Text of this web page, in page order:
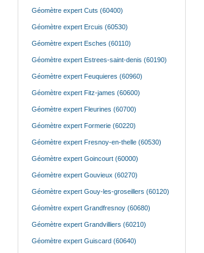
Géomètre expert Cuts (60400)
Géomètre expert Ercuis (60530)
Géomètre expert Esches (60110)
Géomètre expert Estrees-saint-denis (60190)
Géomètre expert Feuquieres (60960)
Géomètre expert Fitz-james (60600)
Géomètre expert Fleurines (60700)
Géomètre expert Formerie (60220)
Géomètre expert Fresnoy-en-thelle (60530)
Géomètre expert Goincourt (60000)
Géomètre expert Gouvieux (60270)
Géomètre expert Gouy-les-groseillers (60120)
Géomètre expert Grandfresnoy (60680)
Géomètre expert Grandvilliers (60210)
Géomètre expert Guiscard (60640)